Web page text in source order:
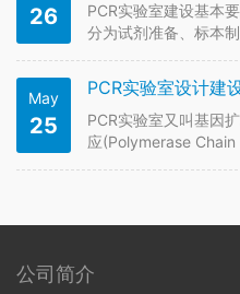
医院PCR实验室建设…
26
PCR实验室建设基本
分为试剂准备、标本
PCR实验室，有上述
独立分隔，不应有任
个区域的最后一…
May
25
PCR实验室设计建
PCR实验室又叫基因
应(Polymerase Chain
公司简介